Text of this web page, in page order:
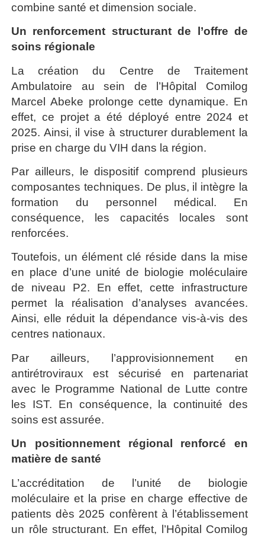
combine santé et dimension sociale.
Un renforcement structurant de l’offre de
soins régionale
La création du Centre de Traitement
Ambulatoire au sein de l’Hôpital Comilog
Marcel Abeke prolonge cette dynamique. En
effet, ce projet a été déployé entre 2024 et
2025. Ainsi, il vise à structurer durablement la
prise en charge du VIH dans la région.
Par ailleurs, le dispositif comprend plusieurs
composantes techniques. De plus, il intègre la
formation du personnel médical. En
conséquence, les capacités locales sont
renforcées.
Toutefois, un élément clé réside dans la mise
en place d’une unité de biologie moléculaire
de niveau P2. En effet, cette infrastructure
permet la réalisation d’analyses avancées.
Ainsi, elle réduit la dépendance vis-à-vis des
centres nationaux.
Par ailleurs, l’approvisionnement en
antirétroviraux est sécurisé en partenariat
avec le Programme National de Lutte contre
les IST. En conséquence, la continuité des
soins est assurée.
Un positionnement régional renforcé en
matière de santé
L’accréditation de l’unité de biologie
moléculaire et la prise en charge effective de
patients dès 2025 confèrent à l’établissement
un rôle structurant. En effet, l’Hôpital Comilog